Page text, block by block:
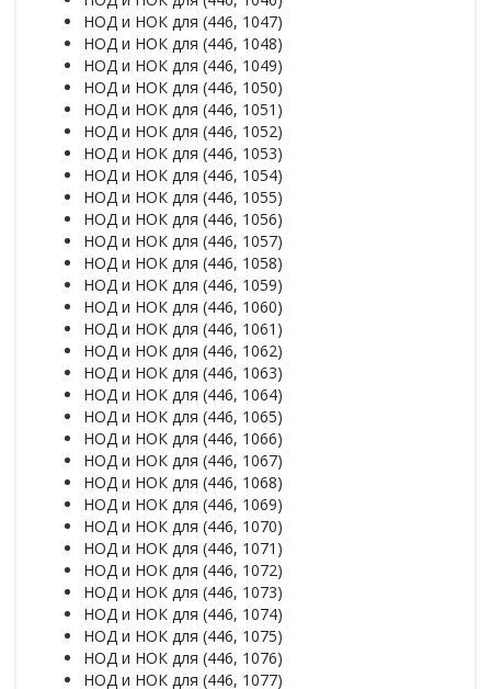
НОД и НОК для (446, 1047)
НОД и НОК для (446, 1048)
НОД и НОК для (446, 1049)
НОД и НОК для (446, 1050)
НОД и НОК для (446, 1051)
НОД и НОК для (446, 1052)
НОД и НОК для (446, 1053)
НОД и НОК для (446, 1054)
НОД и НОК для (446, 1055)
НОД и НОК для (446, 1056)
НОД и НОК для (446, 1057)
НОД и НОК для (446, 1058)
НОД и НОК для (446, 1059)
НОД и НОК для (446, 1060)
НОД и НОК для (446, 1061)
НОД и НОК для (446, 1062)
НОД и НОК для (446, 1063)
НОД и НОК для (446, 1064)
НОД и НОК для (446, 1065)
НОД и НОК для (446, 1066)
НОД и НОК для (446, 1067)
НОД и НОК для (446, 1068)
НОД и НОК для (446, 1069)
НОД и НОК для (446, 1070)
НОД и НОК для (446, 1071)
НОД и НОК для (446, 1072)
НОД и НОК для (446, 1073)
НОД и НОК для (446, 1074)
НОД и НОК для (446, 1075)
НОД и НОК для (446, 1076)
НОД и НОК для (446, 1077)